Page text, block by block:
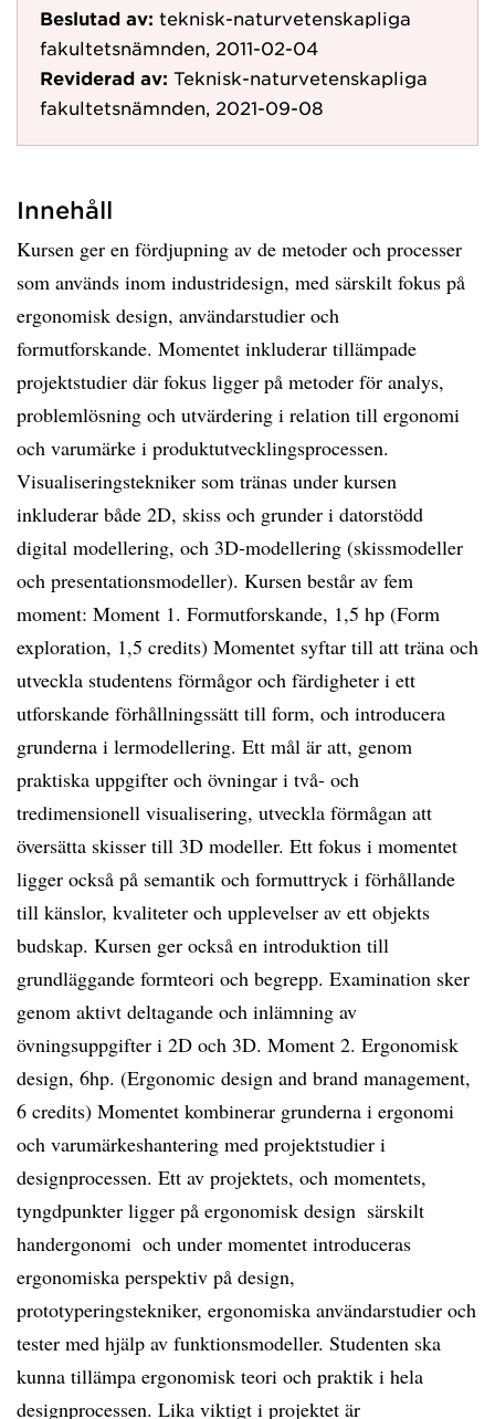
Beslutad av: teknisk-naturvetenskapliga
fakultetsnämnden, 2011-02-04
Reviderad av: Teknisk-naturvetenskapliga
fakultetsnämnden, 2021-09-08
Innehåll
Kursen ger en fördjupning av de metoder och processer
som används inom industridesign, med särskilt fokus på
ergonomisk design, användarstudier och
formutforskande. Momentet inkluderar tillämpade
projektstudier där fokus ligger på metoder för analys,
problemlösning och utvärdering i relation till ergonomi
och varumärke i produktutvecklingsprocessen.
Visualiseringstekniker som tränas under kursen
inkluderar både 2D, skiss och grunder i datorstödd
digital modellering, och 3D-modellering (skissmodeller
och presentationsmodeller). Kursen består av fem
moment: Moment 1. Formutforskande, 1,5 hp (Form
exploration, 1,5 credits) Momentet syftar till att träna och
utveckla studentens förmågor och färdigheter i ett
utforskande förhållningssätt till form, och introducera
grunderna i lermodellering. Ett mål är att, genom
praktiska uppgifter och övningar i två- och
tredimensionell visualisering, utveckla förmågan att
översätta skisser till 3D modeller. Ett fokus i momentet
ligger också på semantik och formuttryck i förhållande
till känslor, kvaliteter och upplevelser av ett objekts
budskap. Kursen ger också en introduktion till
grundläggande formteori och begrepp. Examination sker
genom aktivt deltagande och inlämning av
övningsuppgifter i 2D och 3D. Moment 2. Ergonomisk
design, 6hp. (Ergonomic design and brand management,
6 credits) Momentet kombinerar grunderna i ergonomi
och varumärkeshantering med projektstudier i
designprocessen. Ett av projektets, och momentets,
tyngdpunkter ligger på ergonomisk design  särskilt
handergonomi  och under momentet introduceras
ergonomiska perspektiv på design,
prototyperingstekniker, ergonomiska användarstudier och
tester med hjälp av funktionsmodeller. Studenten ska
kunna tillämpa ergonomisk teori och praktik i hela
designprocessen. Lika viktigt i projektet är